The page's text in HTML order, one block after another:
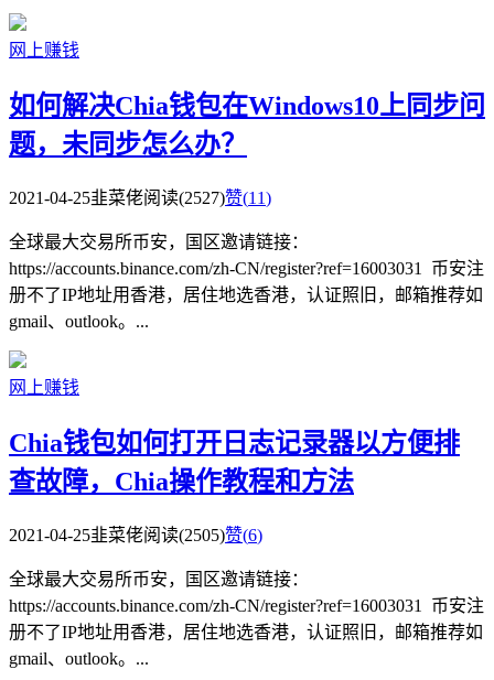
网上赚钱
如何解决Chia钱包在Windows10上同步问
题，未同步怎么办？
2021-04-25韭菜佬阅读(2527)赞(11)
全球最大交易所币安，国区邀请链接：
https://accounts.binance.com/zh-CN/register?ref=16003031 币安注
册不了IP地址用香港，居住地选香港，认证照旧，邮箱推荐如
gmail、outlook。...
网上赚钱
Chia钱包如何打开日志记录器以方便排
查故障，Chia操作教程和方法
2021-04-25韭菜佬阅读(2505)赞(6)
全球最大交易所币安，国区邀请链接：
https://accounts.binance.com/zh-CN/register?ref=16003031 币安注
册不了IP地址用香港，居住地选香港，认证照旧，邮箱推荐如
gmail、outlook。...